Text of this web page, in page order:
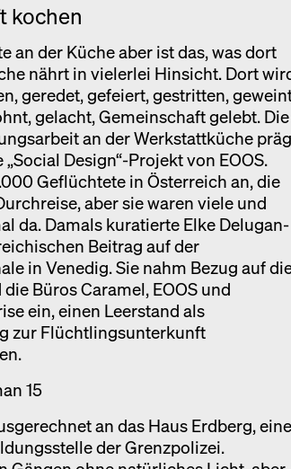
kochen
an der Küche aber ist das, was dort
nährt in vielerlei Hinsicht. Dort
geredet, gefeiert, gestritten,
gelacht, Gemeinschaft gelebt. Die
an der Werkstattküche
Design“-Projekt von EOOS.
Geflüchtete in Österreich an, die
aber sie waren viele und
da. Damals kuratierte Elke Delugan-
Beitrag auf der
in Venedig. Sie nahm Bezug auf
Büros Caramel, EOOS und
ein, einen Leerstand als
zur Flüchtlingsunterkunft
an das Haus Erdberg, eine
der Grenzpolizei.